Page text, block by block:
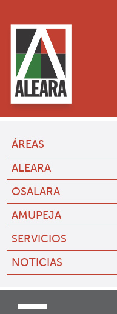
ÁREAS
ALEARA
OSALARA
AMUPEJA
SERVICIOS
NOTICIAS